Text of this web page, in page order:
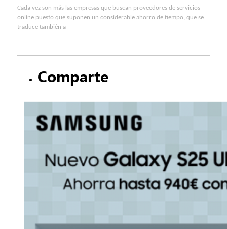
Cada vez son más las empresas que buscan proveedores de servicios
online puesto que suponen un considerable ahorro de tiempo, que se
traduce también a
Comparte